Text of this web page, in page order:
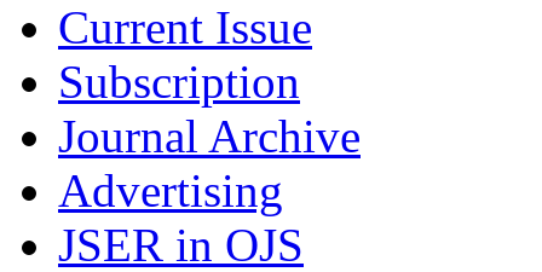
Current Issue
Subscription
Journal Archive
Advertising
JSER in OJS